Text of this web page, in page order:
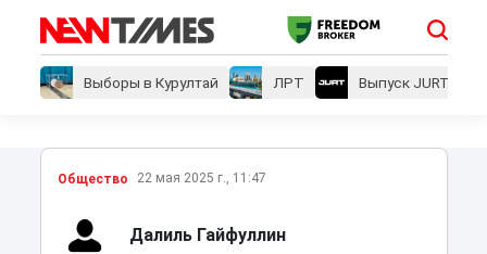
Выборы в Курултай ЛРТ Выпуск JURT
Общество 22 мая 2025 г., 11:47
Далиль Гайфуллин